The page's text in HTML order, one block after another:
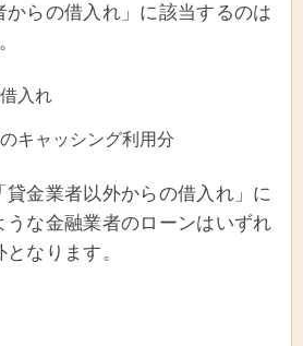
からの借入れ」に該当するのは
入れ
キャッシング利用分
金業者以外からの借入れ」に
うな金融業者のローンはいずれ
なります。